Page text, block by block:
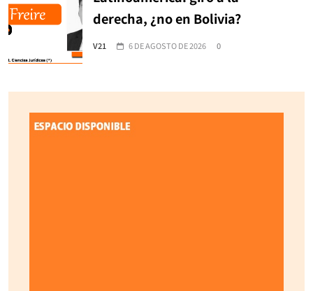
derecha, ¿no en Bolivia?
V21 6 DE AGOSTO DE 2026 0